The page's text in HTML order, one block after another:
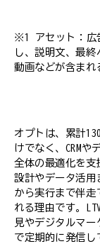
※1 アセット：広
し、説明文、最終
動画などが含まれ
オプトは、累計
けでなく、CRM
全体の最適化を支
設計やデータ活用
から実行まで伴
れる理由です。
見やデジタルマ
で定期的に発信